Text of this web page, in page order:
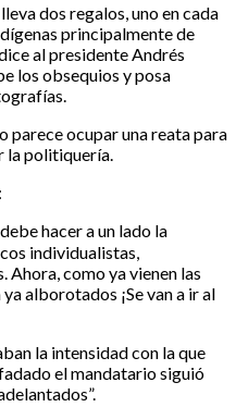
dos regalos, uno en cada
principalmente de
al presidente Andrés
los obsequios y posa
parece ocupar una reata para
la politiquería.
hacer a un lado la
individualistas,
como ya vienen las
alborotados ¡Se van a ir al
la intensidad con la que
el mandatario siguió